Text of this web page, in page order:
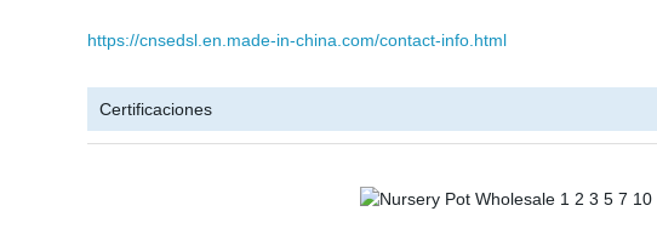
https://cnsedsl.en.made-in-china.com/contact-info.html
Certificaciones